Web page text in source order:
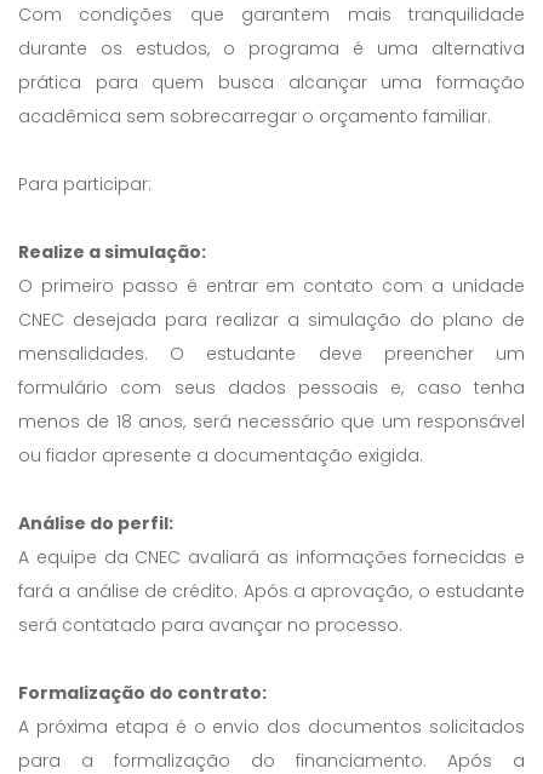
Com condições que garantem mais tranquilidade
durante os estudos, o programa é uma alternativa
prática para quem busca alcançar uma formação
acadêmica sem sobrecarregar o orçamento familiar.
Para participar:
Realize a simulação:
O primeiro passo é entrar em contato com a unidade
CNEC desejada para realizar a simulação do plano de
mensalidades. O estudante deve preencher um
formulário com seus dados pessoais e, caso tenha
menos de 18 anos, será necessário que um responsável
ou fiador apresente a documentação exigida.
Análise do perfil:
A equipe da CNEC avaliará as informações fornecidas e
fará a análise de crédito. Após a aprovação, o estudante
será contatado para avançar no processo.
Formalização do contrato:
A próxima etapa é o envio dos documentos solicitados
para a formalização do financiamento. Após a